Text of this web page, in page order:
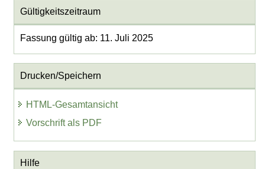
Gültigkeitszeitraum
Fassung gültig ab: 11. Juli 2025
Drucken/Speichern
HTML-Gesamtansicht
Vorschrift als PDF
Hilfe